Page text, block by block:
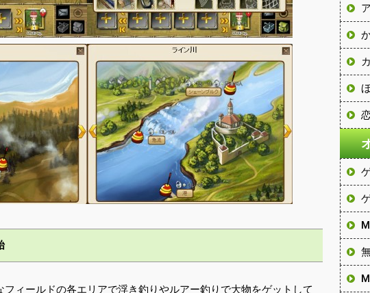
フィールドの各エリアで浮き釣りやルアー釣りで大物をゲットして